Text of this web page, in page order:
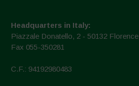
Headquarters in Italy:
Piazzale Donatello, 2 - 50132 Florence
Fax 055-350281
C.F.: 94192980483